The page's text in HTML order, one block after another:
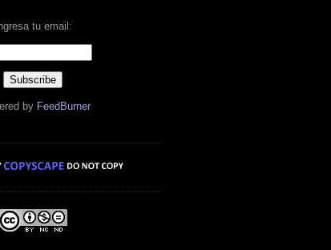
tu email:
by FeedBurner